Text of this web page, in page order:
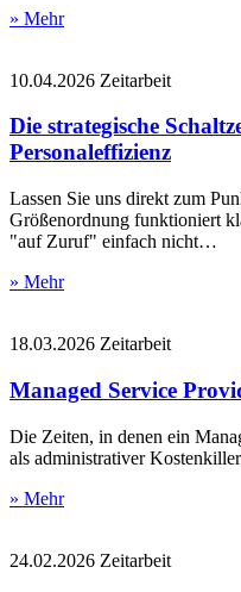
» Mehr
10.04.2026 Zeitarbeit
Die strategische
Personaleffizienz
Lassen Sie uns direkt zum
Größenordnung funktioniert
"auf Zuruf" einfach nicht…
» Mehr
18.03.2026 Zeitarbeit
Managed Service
Die Zeiten, in denen ein
als administrativer
» Mehr
24.02.2026 Zeitarbeit